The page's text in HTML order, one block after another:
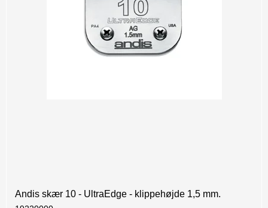
Andis skær 10 - UltraEdge - klippehøjde 1,5 mm.